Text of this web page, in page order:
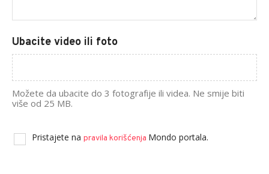
Ubacite video ili foto
Možete da ubacite do 3 fotografije ili videa. Ne smije biti
više od 25 MB.
Pristajete na pravila korišćenja Mondo portala.